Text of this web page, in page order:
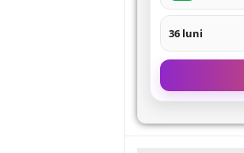
36 luni